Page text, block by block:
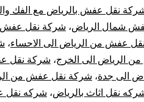
نقل عفش بالرياض مع الفك
شمال الرياض، شركة نقل
عفش من الرياض الى الاحساء،
الرياض الى الخرج، شركة نقل
الى جدة، شركة نقل عفش من
نقل اثاث بالرياض، شركه